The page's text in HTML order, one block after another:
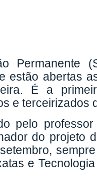
Permanente
estão abertas
É a
e terceirizados
pelo
do projeto
e